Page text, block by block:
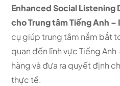
Enhanced Social Listening
cho Trung tâm Tiếng Anh –
cụ giúp trung tâm nắm bắt
quan đến lĩnh vực Tiếng Anh
hàng và đưa ra quyết định
thực tế.